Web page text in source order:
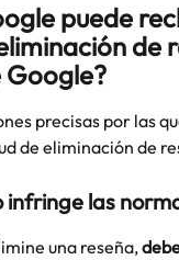
puede
de
Google?
precisas por las
de eliminación de
infringe las
una reseña,